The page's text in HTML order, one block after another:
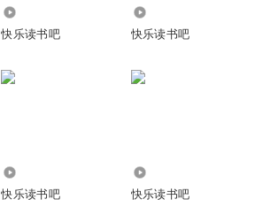
快乐读书吧 快乐读书吧
快乐读书吧 快乐读书吧